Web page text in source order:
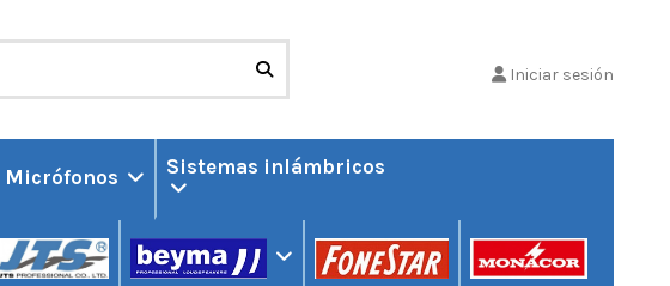
Iniciar sesión
Micrófonos Sistemas inlámbricos